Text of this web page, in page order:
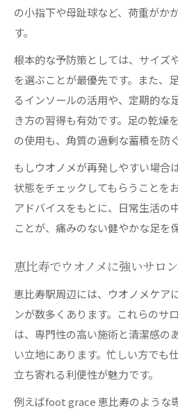
の小指下や母趾球など、荷重がか
す。
根本的な予防策としては、サイズ
を選ぶことが最優先です。また、
るインソールの活用や、定期的な
き方の習得も有効です。足の乾燥
の使用も、角質の過剰な蓄積を防
もしウオノメが再発しやすい場合
状態をチェックしてもらうことを
アドバイスをもとに、日常生活の
ことが、痛みのない健やかな足を
恵比寿でウオノメに強いサロ
恵比寿駅周辺には、ウオノメケア
ンが数多くあります。これらのサ
は、専門性の高い施術と清潔感の
い立地にあります。忙しい方でも
立ち寄れる利便性が魅力です。
例えばfoot grace 恵比寿のような